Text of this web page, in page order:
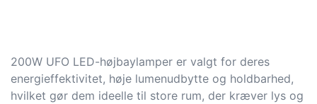
200W UFO LED-højbaylamper er valgt for deres
energieffektivitet, høje lumenudbytte og holdbarhed,
hvilket gør dem ideelle til store rum, der kræver lys og